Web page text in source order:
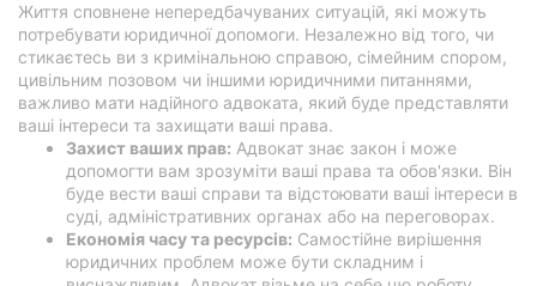
Життя сповнене непередбачуваних ситуацій, які можуть
потребувати юридичної допомоги. Незалежно від того, чи
стикаєтесь ви з кримінальною справою, сімейним спором,
цивільним позовом чи іншими юридичними питаннями,
важливо мати надійного адвоката, який буде представляти
ваші інтереси та захищати ваші права.
Захист ваших прав: Адвокат знає закон і може
допомогти вам зрозуміти ваші права та обов'язки. Він
буде вести ваші справи та відстоювати ваші інтереси в
суді, адміністративних органах або на переговорах.
Економія часу та ресурсів: Самостійне вирішення
юридичних проблем може бути складним і